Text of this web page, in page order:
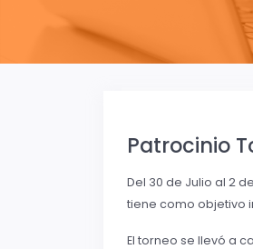
Patrocinio
Del 30 de Julio al 2
tiene como objetivo
El torneo se llevó a